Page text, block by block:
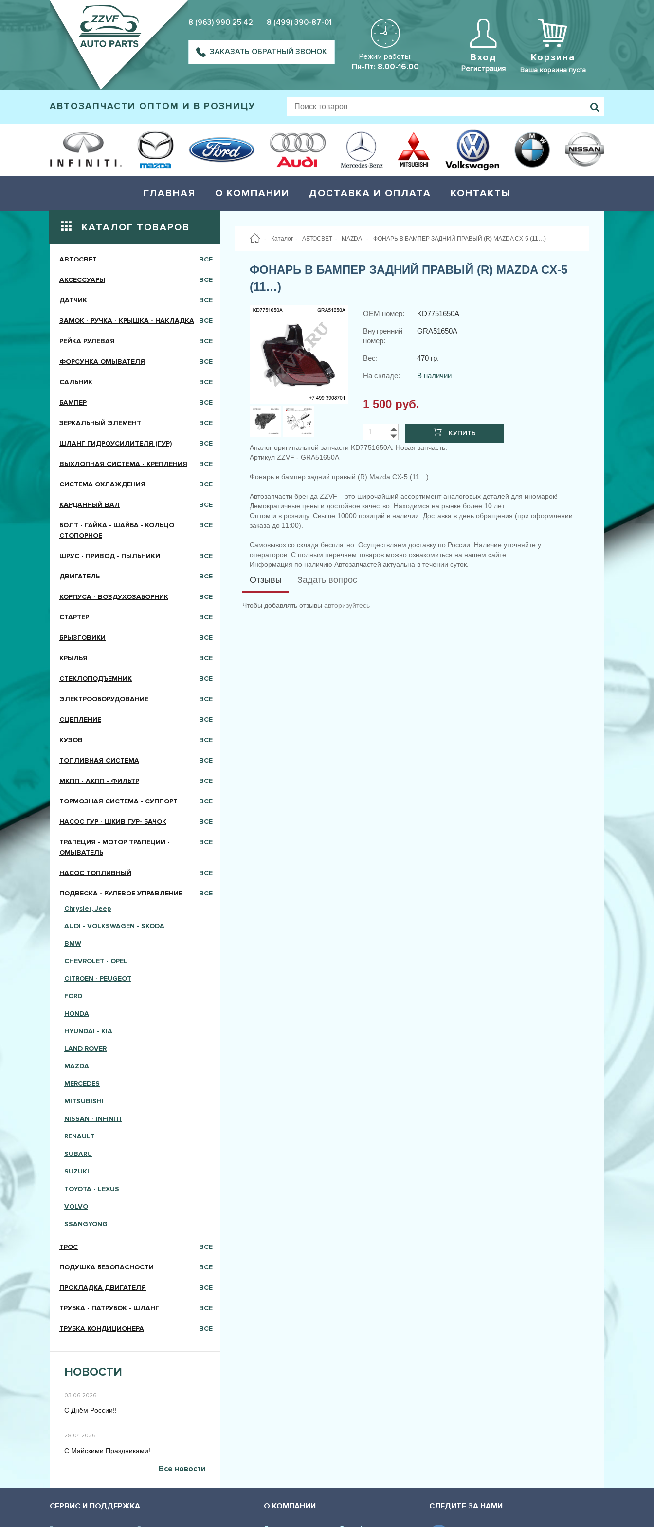
8 (963) 990 25 42 8 (499) 390-87-01
ЗАКАЗАТЬ ОБРАТНЫЙ ЗВОНОК
Режим работы:
Пн-Пт: 8.00-16.00
Вход
Регистрация
Корзина
Ваша корзина пуста
АВТОЗАПЧАСТИ ОПТОМ И В РОЗНИЦУ
ГЛАВНАЯ О КОМПАНИИ ДОСТАВКА И ОПЛАТА КОНТАКТЫ
КАТАЛОГ ТОВАРОВ
ВСЕ
АВТОСВЕТ
ВСЕ
АКСЕССУАРЫ
ВСЕ
ДАТЧИК
ВСЕ
ЗАМОК - РУЧКА - КРЫШКА - НАКЛАДКА
ВСЕ
РЕЙКА РУЛЕВАЯ
ВСЕ
ФОРСУНКА ОМЫВАТЕЛЯ
ВСЕ
САЛЬНИК
ВСЕ
БАМПЕР
ВСЕ
ЗЕРКАЛЬНЫЙ ЭЛЕМЕНТ
ВСЕ
ШЛАНГ ГИДРОУСИЛИТЕЛЯ (ГУР)
ВСЕ
ВЫХЛОПНАЯ СИСТЕМА - КРЕПЛЕНИЯ
ВСЕ
СИСТЕМА ОХЛАЖДЕНИЯ
ВСЕ
КАРДАННЫЙ ВАЛ
ВСЕ
БОЛТ - ГАЙКА - ШАЙБА - КОЛЬЦО
СТОПОРНОЕ
ВСЕ
ШРУС - ПРИВОД - ПЫЛЬНИКИ
ВСЕ
ДВИГАТЕЛЬ
ВСЕ
КОРПУСА - ВОЗДУХОЗАБОРНИК
ВСЕ
СТАРТЕР
ВСЕ
БРЫЗГОВИКИ
ВСЕ
КРЫЛЬЯ
ВСЕ
СТЕКЛОПОДЪЕМНИК
ВСЕ
ЭЛЕКТРООБОРУДОВАНИЕ
ВСЕ
СЦЕПЛЕНИЕ
ВСЕ
КУЗОВ
ВСЕ
ТОПЛИВНАЯ СИСТЕМА
ВСЕ
МКПП - АКПП - ФИЛЬТР
ВСЕ
ТОРМОЗНАЯ СИСТЕМА - СУППОРТ
ВСЕ
НАСОС ГУР - ШКИВ ГУР- БАЧОК
ВСЕ
ТРАПЕЦИЯ - МОТОР ТРАПЕЦИИ -
ОМЫВАТЕЛЬ
ВСЕ
НАСОС ТОПЛИВНЫЙ
ВСЕ
ПОДВЕСКА - РУЛЕВОЕ УПРАВЛЕНИЕ
Chrysler, Jeep
AUDI - VOLKSWAGEN - SKODA
BMW
CHEVROLET - OPEL
CITROEN - PEUGEOT
FORD
HONDA
HYUNDAI - KIA
LAND ROVER
MAZDA
MERCEDES
MITSUBISHI
NISSAN - INFINITI
RENAULT
SUBARU
SUZUKI
TOYOTA - LEXUS
VOLVO
SSANGYONG
ВСЕ
ТРОС
ВСЕ
ПОДУШКА БЕЗОПАСНОСТИ
ВСЕ
ПРОКЛАДКА ДВИГАТЕЛЯ
ВСЕ
ТРУБКА - ПАТРУБОК - ШЛАНГ
ВСЕ
ТРУБКА КОНДИЦИОНЕРА
НОВОСТИ
03.06.2026
C Днём Poccии!!
28.04.2026
C Maйcкими Праздниками!
Все новости
Каталог АВТОСВЕТ MAZDA ФОНАРЬ В БАМПЕР ЗАДНИЙ ПРАВЫЙ (R) MAZDA CX-5 (11…)
ФОНАРЬ В БАМПЕР ЗАДНИЙ ПРАВЫЙ (R) MAZDA CX-5
(11…)
OEM номер: KD7751650A
Внутренний
номер:
GRA51650A
Вес: 470 гр.
На складе: В наличии
1 500 руб.
КУПИТЬ
Аналог оригинальной запчасти KD7751650A. Новая запчасть.
Артикул ZZVF - GRA51650A
Фонарь в бампер задний правый (R) Mazda CX-5 (11…)
Автозапчасти бренда ZZVF – это широчайший ассортимент аналоговых деталей для иномарок!
Демократичные цены и достойное качество. Находимся на рынке более 10 лет.
Оптом и в розницу. Свыше 10000 позиций в наличии. Доставка в день обращения (при оформлении
заказа до 11:00).
Самовывоз со склада бесплатно. Осуществляем доставку по России. Наличие уточняйте у
операторов. С полным перечнем товаров можно ознакомиться на нашем сайте.
Информация по наличию Автозапчастей актуальна в течении суток.
Отзывы Задать вопрос
Чтобы добавлять отзывы авторизуйтесь
СЕРВИС И ПОДДЕРЖКА О КОМПАНИИ СЛЕДИТЕ ЗА НАМИ